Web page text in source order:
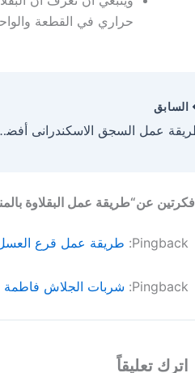
حراري في القطعة
السابق
طريقة عمل السجق
فكرتين عن“طريقة عمل البقلاوة
Pingback: طريقة عمل قرع العسل
Pingback: شربات الجلاش فاطمة
اترك تعليقاً